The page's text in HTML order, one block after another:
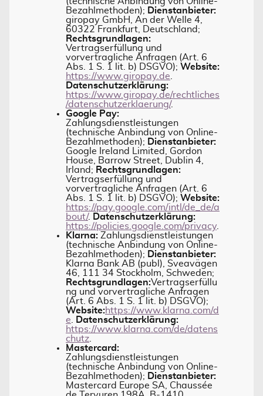
Bezahlmethoden); Dienstanbieter:
giropay GmbH, An der Welle 4,
60322 Frankfurt, Deutschland;
Rechtsgrundlagen:
Vertragserfüllung und
vorvertragliche Anfragen (Art. 6
Abs. 1 S. 1 lit. b) DSGVO); Website:
https://www.giropay.de
Datenschutzerklärung:
https://www.giropay.de/rechtliches
/datenschutzerklaerung/.
Google Pay:
Zahlungsdienstleistungen
(technische Anbindung von Online-
Bezahlmethoden); Dienstanbieter:
Google Ireland Limited, Gordon
House, Barrow Street, Dublin 4,
Irland; Rechtsgrundlagen:
Vertragserfüllung und
vorvertragliche Anfragen (Art. 6
Abs. 1 S. 1 lit. b) DSGVO); Website:
https://pay.google.com/intl/de_de/a
bout/. Datenschutzerklärung:
https://policies.google.com/privacy
Klarna: Zahlungsdienstleistungen
(technische Anbindung von Online-
Bezahlmethoden); Dienstanbieter:
Klarna Bank AB (publ), Sveavägen
46, 111 34 Stockholm, Schweden;
Rechtsgrundlagen:Vertragserfüllu
ng und vorvertragliche Anfragen
(Art. 6 Abs. 1 S. 1 lit. b) DSGVO);
Website:https://www.klarna.com/d
e
Datenschutzerklärung:
https://www.klarna.com/de/datens
chutz
Mastercard:
Zahlungsdienstleistungen
(technische Anbindung von Online-
Bezahlmethoden); Dienstanbieter:
Mastercard Europe SA, Chaussée